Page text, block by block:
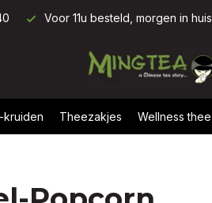
Voor 11u besteld, morgen in huis
kruiden Theezakjes Wellness thee